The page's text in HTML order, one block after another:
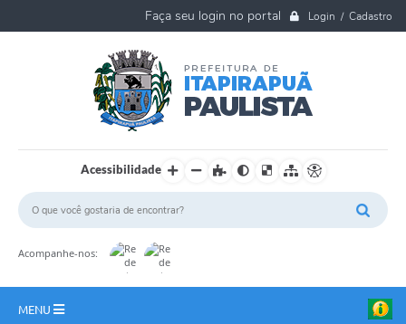
Login / Cadastro
Acessibilidade
Acompanhe-nos:
MENU